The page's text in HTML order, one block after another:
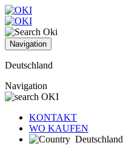
Navigation
Deutschland
Navigation
KONTAKT
WO KAUFEN
Deutschland